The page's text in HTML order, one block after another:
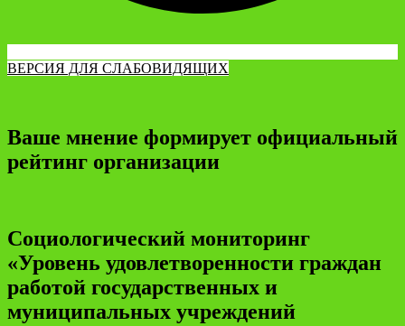
ВЕРСИЯ ДЛЯ СЛАБОВИДЯЩИХ
Ваше мнение формирует официальный
рейтинг организации
Социологический мониторинг
«Уровень удовлетворенности граждан
работой государственных и
муниципальных учреждений